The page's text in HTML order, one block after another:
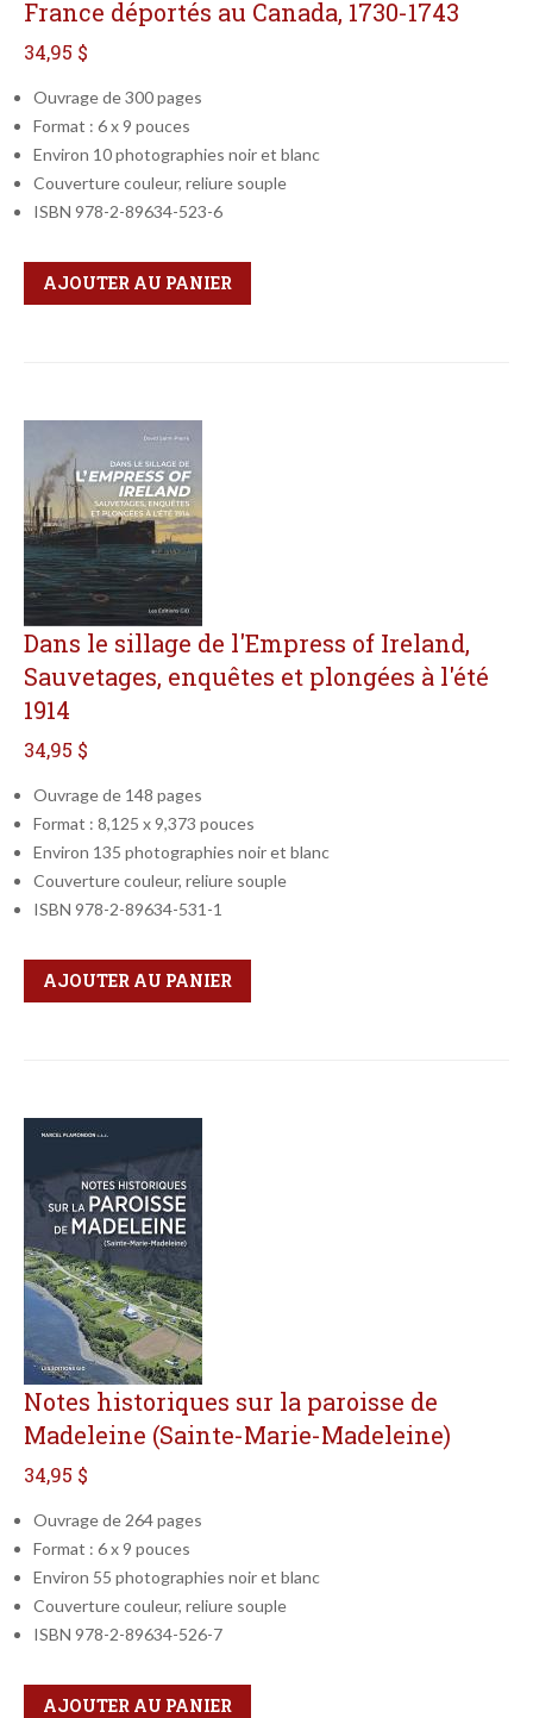
France déportés au Canada, 1730-1743
34,95 $
Ouvrage de 300 pages
Format : 6 x 9 pouces
Environ 10 photographies noir et blanc
Couverture couleur, reliure souple
ISBN 978-2-89634-523-6
Qté
Format
AJOUTER AU PANIER
Dans le sillage de l'Empress of Ireland,
Sauvetages, enquêtes et plongées à l'été
1914
34,95 $
Ouvrage de 148 pages
Format : 8,125 x 9,373 pouces
Environ 135 photographies noir et blanc
Couverture couleur, reliure souple
ISBN 978-2-89634-531-1
Qté
Format
AJOUTER AU PANIER
Notes historiques sur la paroisse de
Madeleine (Sainte-Marie-Madeleine)
34,95 $
Ouvrage de 264 pages
Format : 6 x 9 pouces
Environ 55 photographies noir et blanc
Couverture couleur, reliure souple
ISBN 978-2-89634-526-7
Qté
Format
AJOUTER AU PANIER